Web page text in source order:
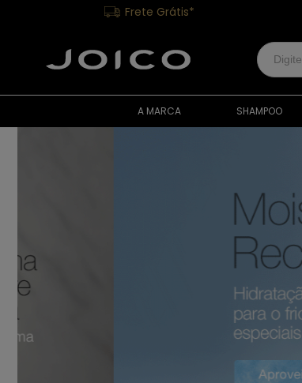
Frete Grátis*
A MARCA SHAMPOO